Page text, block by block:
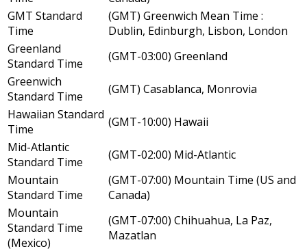
GMT Standard
Time
(GMT) Greenwich Mean Time :
Dublin, Edinburgh, Lisbon, London
Greenland
Standard Time
(GMT-03:00) Greenland
Greenwich
Standard Time
(GMT) Casablanca, Monrovia
Hawaiian Standard
Time
(GMT-10:00) Hawaii
Mid-Atlantic
Standard Time
(GMT-02:00) Mid-Atlantic
Mountain
Standard Time
(GMT-07:00) Mountain Time (US and
Canada)
Mountain
Standard Time
(Mexico)
(GMT-07:00) Chihuahua, La Paz,
Mazatlan